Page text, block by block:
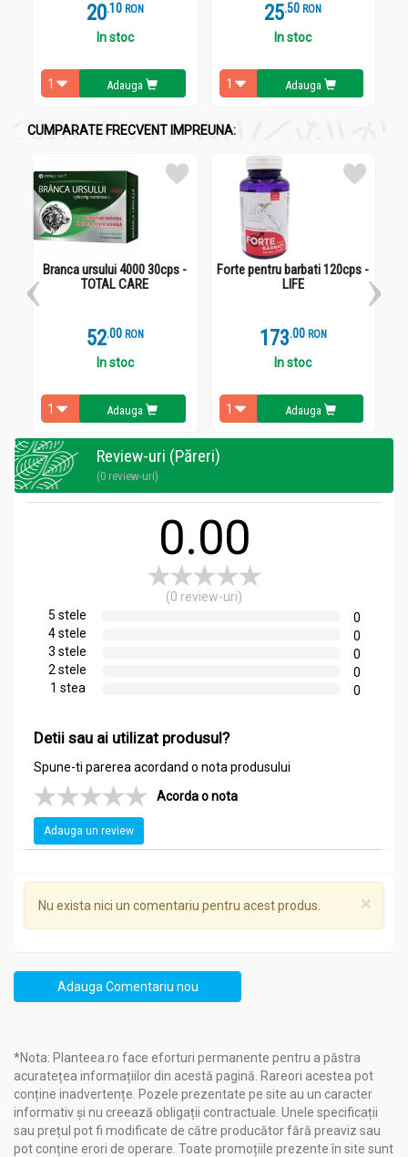
Recomandari
- hiper si hipo - tiroidie, nodului tiroidieni;
- reumatism, infectie urinara si renala, boli de piele, intoxicatii
- hernie;
- nervozitate, tulburari de menopauza
- nevroze
- diaree, enterita, enterocolita
- sindrom entero-renal
- afectiuni febrile (friguri)
- epilepsie
- isterie
- stari de oboseala si slabiciune
Ca supliment nutritiv, 1 capsula x 3/zi.
20.1 RON
In stoc
Adauga
25.5 RON
In stoc
Adauga
CUMPARATE FRECVENT IMPREUNA:
Branca ursului 4000 30cps -
TOTAL CARE
52.0 RON
In stoc
Adauga
Forte pentru barbati 120cps -
LIFE
173.0 RON
In stoc
Adauga
Review-uri (Păreri)
(0 review-uri)
0.00
(0 review-uri)
5 stele
0
4 stele
0
3 stele
0
2 stele
0
1 stea
0
Detii sau ai utilizat produsul?
Spune-ti parerea acordand o nota produsului
Acorda o nota
Adauga un review
×
Nu exista nici un comentariu pentru acest produs.
Adauga Comentariu nou
*Nota: Planteea.ro face eforturi permanente pentru a păstra
acuratețea informațiilor din acestă pagină. Rareori acestea pot
conține inadvertențe. Pozele prezentate pe site au un caracter
informativ și nu creează obligații contractuale. Unele specificații
sau prețul pot fi modificate de către producător fără preaviz sau
pot conține erori de operare. Toate promoțiile prezente în site sunt